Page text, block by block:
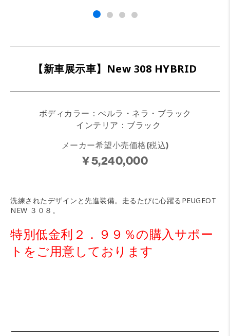
【新車展示車】New 308 HYBRID
ボディカラー：ぺルラ・ネラ・ブラック
インテリア：ブラック
メーカー希望小売価格(税込)
¥ 5,240,000
洗練されたデザインと先進装備。走るたびに心躍るPEUGEOT
NEW ３０８。
特別低金利２．９９％の購入サポー
トをご用意しております